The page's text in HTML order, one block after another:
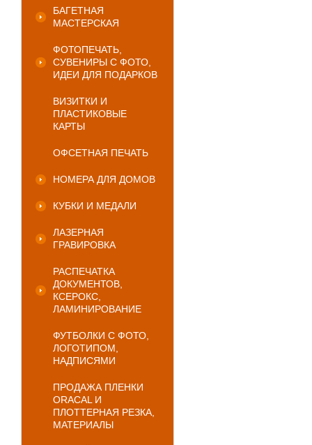
БАГЕТНАЯ
МАСТЕРСКАЯ
ФОТОПЕЧАТЬ,
СУВЕНИРЫ С ФОТО,
ИДЕИ ДЛЯ ПОДАРКОВ
ВИЗИТКИ И
ПЛАСТИКОВЫЕ
КАРТЫ
ОФСЕТНАЯ ПЕЧАТЬ
НОМЕРА ДЛЯ ДОМОВ
КУБКИ И МЕДАЛИ
ЛАЗЕРНАЯ
ГРАВИРОВКА
РАСПЕЧАТКА
ДОКУМЕНТОВ,
КСЕРОКС,
ЛАМИНИРОВАНИЕ
ФУТБОЛКИ С ФОТО,
ЛОГОТИПОМ,
НАДПИСЯМИ
ПРОДАЖА ПЛЕНКИ
ORACAL И
ПЛОТТЕРНАЯ РЕЗКА,
МАТЕРИАЛЫ